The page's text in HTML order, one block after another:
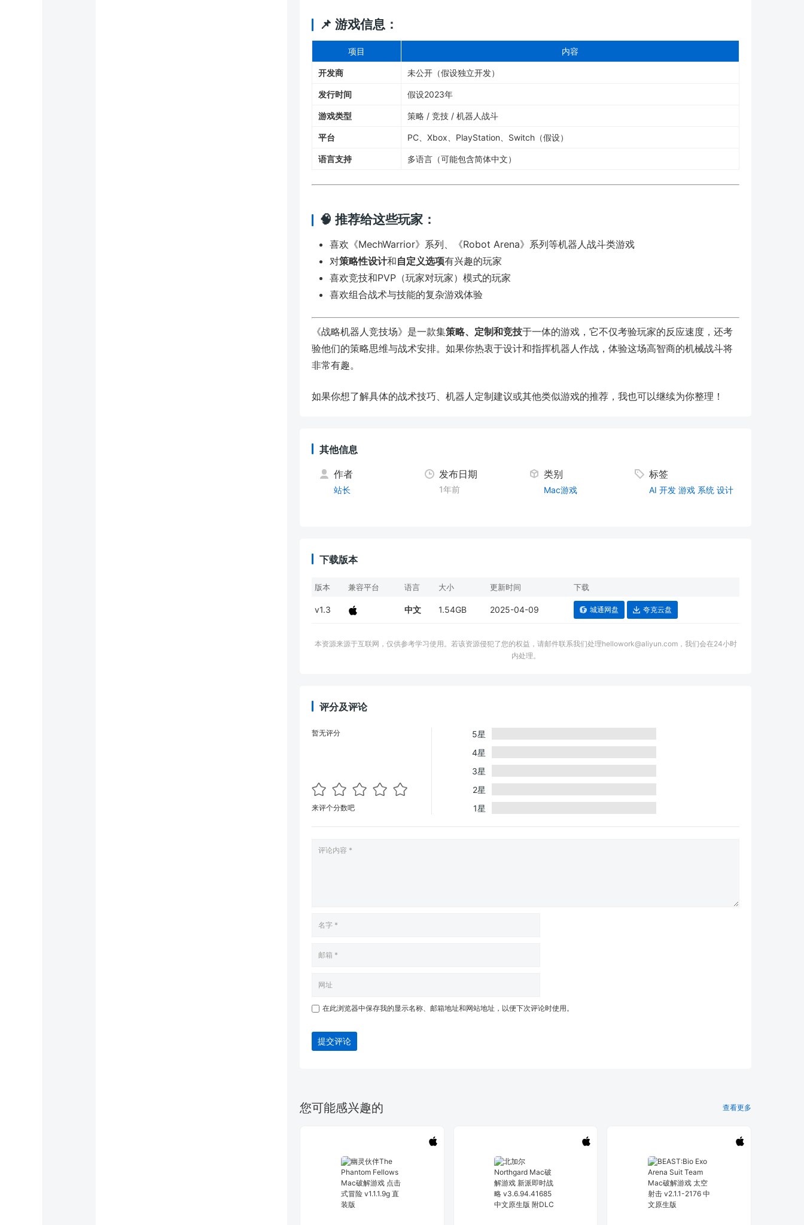
📌 游戏信息：
项目 内容
开发商 未公开（假设独立开发）
发行时间 假设2023年
游戏类型 策略 / 竞技 / 机器人战斗
平台 PC、Xbox、PlayStation、Switch（假设）
语言支持 多语言（可能包含简体中文）
🧠 推荐给这些玩家：
喜欢《MechWarrior》系列、《Robot Arena》系列等机器人战斗类游戏
对策略性设计和自定义选项有兴趣的玩家
喜欢竞技和PVP（玩家对玩家）模式的玩家
喜欢组合战术与技能的复杂游戏体验
《战略机器人竞技场》是一款集策略、定制和竞技于一体的游戏，它不仅考验玩家的反应速度，还考
验他们的策略思维与战术安排。如果你热衷于设计和指挥机器人作战，体验这场高智商的机械战斗将
非常有趣。
如果你想了解具体的战术技巧、机器人定制建议或其他类似游戏的推荐，我也可以继续为你整理！
其他信息
作者
站长
发布日期
1年前
类别
Mac游戏
标签
AI 开发 游戏 系统 设计
下载版本
版本 兼容平台 语言 大小 更新时间 下载
v1.3 中文 1.54GB 2025-04-09 城通网盘 夸克云盘
本资源来源于互联网，仅供参考学习使用。若该资源侵犯了您的权益，请邮件联系我们处理hellowork@aliyun.com，我们会在24小时
内处理。
评分及评论
暂无评分
来评个分数吧
5星
4星
3星
2星
1星
在此浏览器中保存我的显示名称、邮箱地址和网站地址，以便下次评论时使用。
提交评论
您可能感兴趣的 查看更多